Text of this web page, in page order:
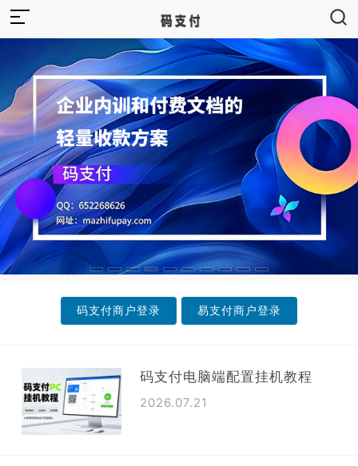
码
支
付
官
网
-
免
聚
合
码支付商户登录 易支付商户登录
码支付电脑端配置挂机教程
2026.07.21